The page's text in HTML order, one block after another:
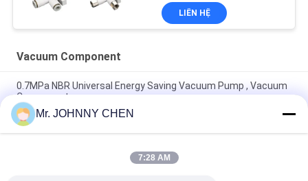
LIÊN HỆ
Vacuum Component
0.7MPa NBR Universal Energy Saving Vacuum Pump , Vacuum
Component
Vacuum Component 220L/M Miniature Vacuum Pump
Maximum 7bar Air Supply Pressure
8mm - 125mm PU / Silicon VASB Vacuum Pad Vacuum
Mr. JOHNNY CHEN
7:28 AM